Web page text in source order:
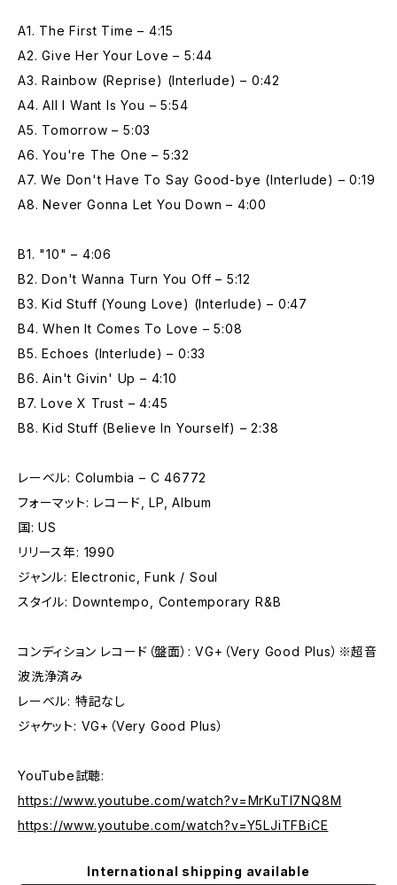
A1. The First Time – 4:15
A2. Give Her Your Love – 5:44
A3. Rainbow (Reprise) (Interlude) – 0:42
A4. All I Want Is You – 5:54
A5. Tomorrow – 5:03
A6. You're The One – 5:32
A7. We Don't Have To Say Good-bye (Interlude) – 0:19
A8. Never Gonna Let You Down – 4:00
B1. "10" – 4:06
B2. Don't Wanna Turn You Off – 5:12
B3. Kid Stuff (Young Love) (Interlude) – 0:47
B4. When It Comes To Love – 5:08
B5. Echoes (Interlude) – 0:33
B6. Ain't Givin' Up – 4:10
B7. Love X Trust – 4:45
B8. Kid Stuff (Believe In Yourself) – 2:38
レーベル: Columbia – C 46772
フォーマット: レコード, LP, Album
国: US
リリース年: 1990
ジャンル: Electronic, Funk / Soul
スタイル: Downtempo, Contemporary R&B
コンディション レコード（盤面）: VG+（Very Good Plus）※超音
波洗浄済み
レーベル: 特記なし
ジャケット: VG+（Very Good Plus）
YouTube試聴:
https://www.youtube.com/watch?v=MrKuTl7NQ8M
https://www.youtube.com/watch?v=Y5LJiTFBiCE
International shipping available